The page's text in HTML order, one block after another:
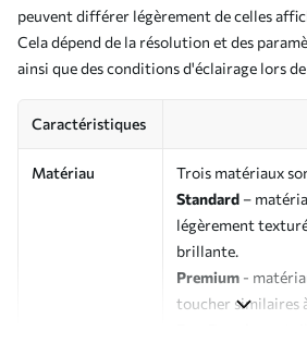
peuvent différer légèrement de celles
Cela dépend de la résolution et des
ainsi que des conditions d'éclairage lors
Caractéristiques
Matériau
Trois matériaux
Standard –
légèrement
brillante.
Premium -
toucher similaires